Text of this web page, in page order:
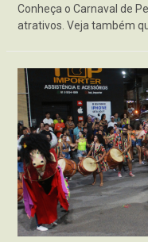
Conheça o Carnaval de
atrativos. Veja também